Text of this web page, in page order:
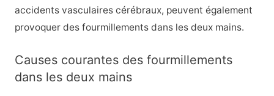
accidents vasculaires cérébraux, peuvent également
provoquer des fourmillements dans les deux mains.
Causes courantes des fourmillements
dans les deux mains